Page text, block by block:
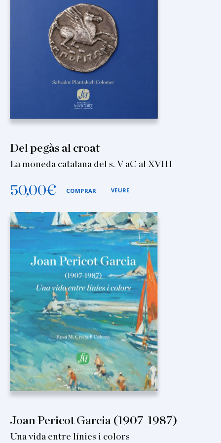
Del pegàs al croat
La moneda catalana del s. V aC al XVIII
50,00€ COMPRAR VEURE
Joan Pericot Garcia (1907-1987)
Una vida entre línies i colors